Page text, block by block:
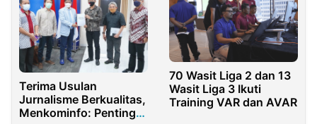
Terima Usulan
Jurnalisme Berkualitas,
Menkominfo: Penting
70 Wasit Liga 2 dan 13
Wasit Liga 3 Ikuti
Training VAR dan AVAR